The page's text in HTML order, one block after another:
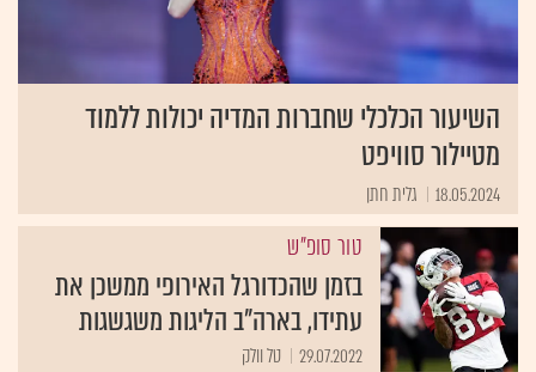
השיעור הכלכלי שחברות המדיה יכולות ללמוד
מטיילור סוויפט
18.05.2024 גלית חתן
טור סופ"ש
בזמן שהכדורגל האירופי ממשכן את
עתידו, בארה"ב הליגות משגשגות
29.07.2022 טל וולק